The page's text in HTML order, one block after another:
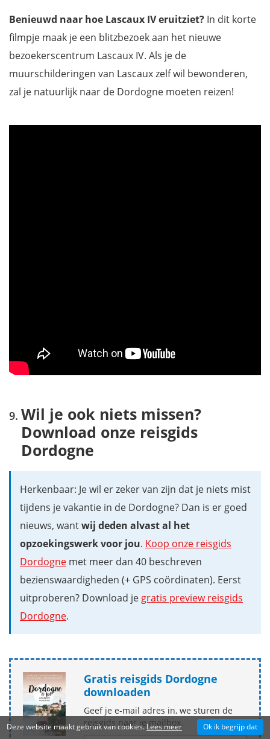
Benieuwd naar hoe Lascaux IV eruitziet? In dit korte
filmpje maak je een blitzbezoek aan het nieuwe
bezoekerscentrum Lascaux IV. Als je de
muurschilderingen van Lascaux zelf wil bewonderen,
zal je natuurlijk naar de Dordogne moeten reizen!
Wil je ook niets missen?
Download onze reisgids
Dordogne
Herkenbaar: Je wil er zeker van zijn dat je niets mist
tijdens je vakantie in de Dordogne? Dan is er goed
nieuws, wantwij deden alvast al het
opzoekingswerk voor jou. Koop onze reisgids
Dordogne met meer dan 40 beschreven
bezienswaardigheden (+ GPS coördinaten). Eerst
uitproberen? Download je gratis preview reisgids
Dordogne.
Gratis reisgids Dordogne
downloaden
Geef je e-mail adres in, we sturen de
reisgids naar je mailbox.
Deze website maakt gebruik van cookies.Lees meer Ok ik begrijp dat